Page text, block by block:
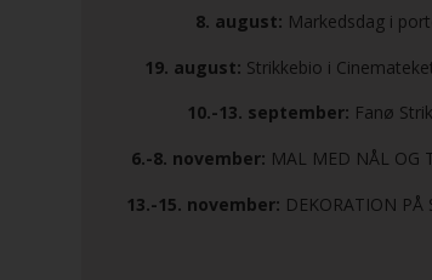
8. august: Markedsdag i
19. august: Strikkebio i
10.-13. september: Fanø
6.-8. november: MAL MED NÅL OG
13.-15. november: DEKORATION